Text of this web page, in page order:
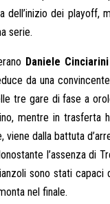
dell’inizio dei
serie.
Daniele Cinciarini
da una
tre gare di fase a
mentre in
viene dalla battuta
l’assenza di
sono stati
nel finale.